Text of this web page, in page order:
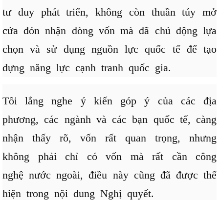
tư duy phát triển, không còn thuần túy mở
cửa đón nhận dòng vốn mà đã chủ động lựa
chọn và sử dụng nguồn lực quốc tế để tạo
dựng năng lực cạnh tranh quốc gia.
Tôi lắng nghe ý kiến góp ý của các địa
phương, các ngành và các bạn quốc tế, càng
nhận thấy rõ, vốn rất quan trọng, nhưng
không phải chỉ có vốn mà rất cần công
nghệ nước ngoài, điều này cũng đã được thể
hiện trong nội dung Nghị quyết.